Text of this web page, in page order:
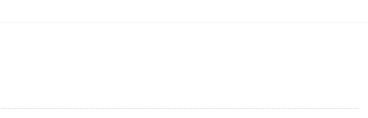
難しい 関西 転職活動 転職支援 転職ナビサイト